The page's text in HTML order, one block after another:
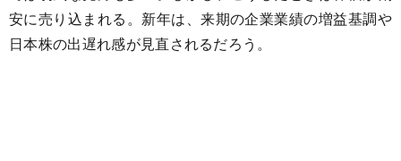
安に売り込まれる。新年は、来期の企業業績の増益基調や
日本株の出遅れ感が見直されるだろう。